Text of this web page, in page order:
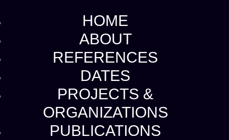
HOME
ABOUT
REFERENCES
DATES
PROJECTS &
ORGANIZATIONS
PUBLICATIONS